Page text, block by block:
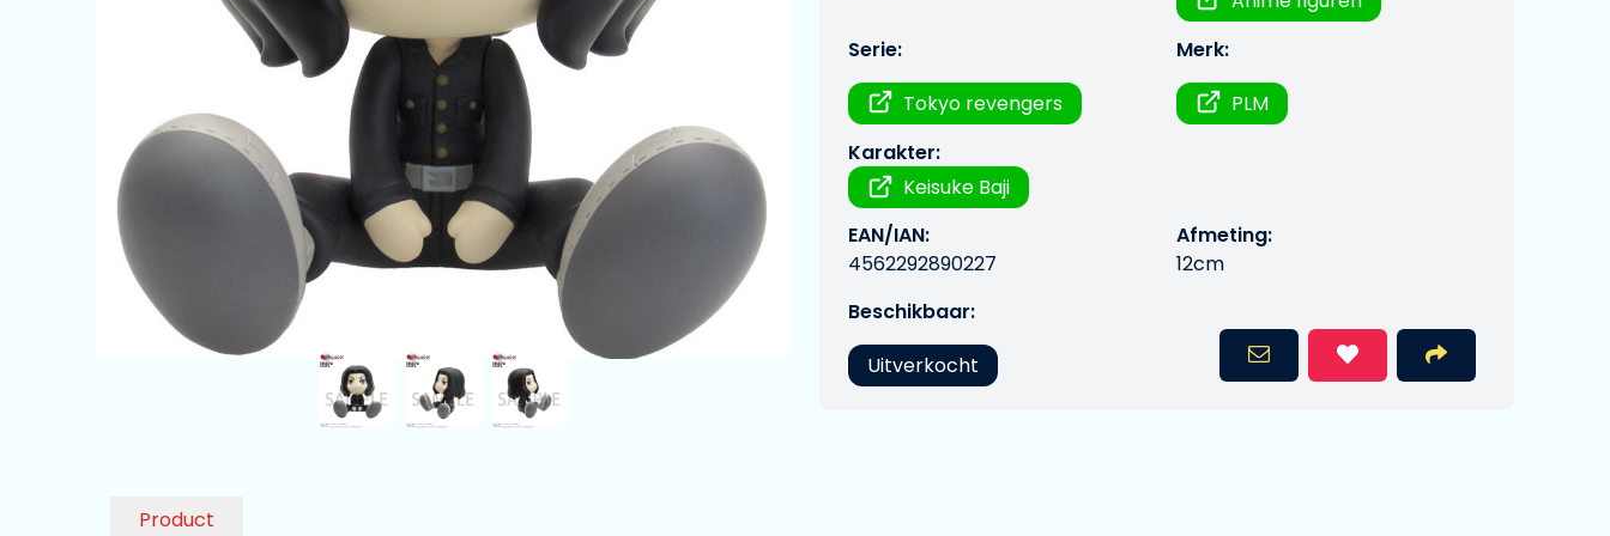
Serie:
Tokyo revengers
Merk:
PLM
Karakter:
Keisuke Baji
EAN/IAN:
4562292890227
Afmeting:
12cm
Beschikbaar:
Uitverkocht
Product